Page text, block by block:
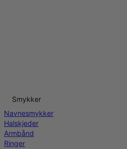
Smykker
Navnesmykker
Halskjeder
Armbånd
Ringer